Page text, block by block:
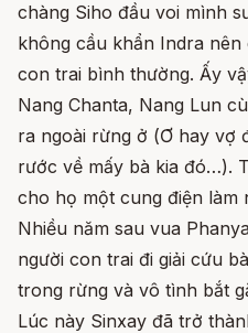
chàng Siho đầu voi mình
không cầu khẩn Indra
con trai bình thường. Ấy
Nang Chanta, Nang Lun
ra ngoài rừng ở (Ơ hay vợ
rước về mấy bà kia đó…).
cho họ một cung điện làm
Nhiều năm sau vua
người con trai đi giải cứu
trong rừng và vô tình bắt
Lúc này Sinxay đã trở